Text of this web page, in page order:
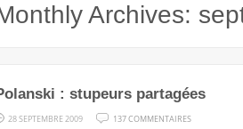
Archives:
: stupeurs partagées
28 SEPTEMBRE 2009 137 COMMENTAIRES